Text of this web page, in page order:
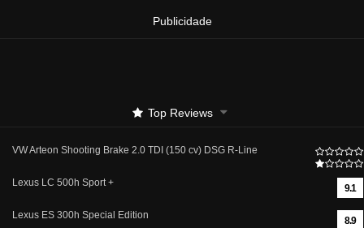
Publicidade
Top Reviews
VW Arteon Shooting Brake 2.0 TDI (150 cv) DSG R-Line
9.1
Lexus LC 500h Sport +
8.9
Lexus ES 300h Special Edition